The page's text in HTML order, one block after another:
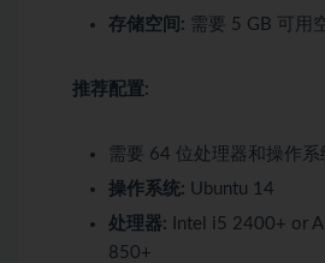
存储空间: 需要 5 GB 可用
推荐配置:
需要 64 位处理器和操作系
操作系统: Ubuntu 14
处理器: Intel i5 2400+ or
850+